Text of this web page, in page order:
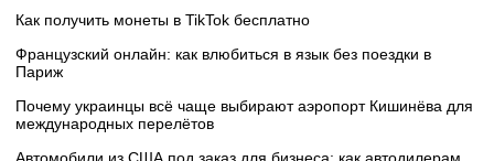
Как получить монеты в TikTok бесплатно
Французский онлайн: как влюбиться в язык без поездки в
Париж
Почему украинцы всё чаще выбирают аэропорт Кишинёва для
международных перелётов
Автомобили из США под заказ для бизнеса: как автодилерам